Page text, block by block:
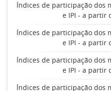
Índices de participação dos
e IPI - a partir
Índices de participação dos
e IPI - a partir
Índices de participação dos
e IPI - a partir
Índices de participação dos